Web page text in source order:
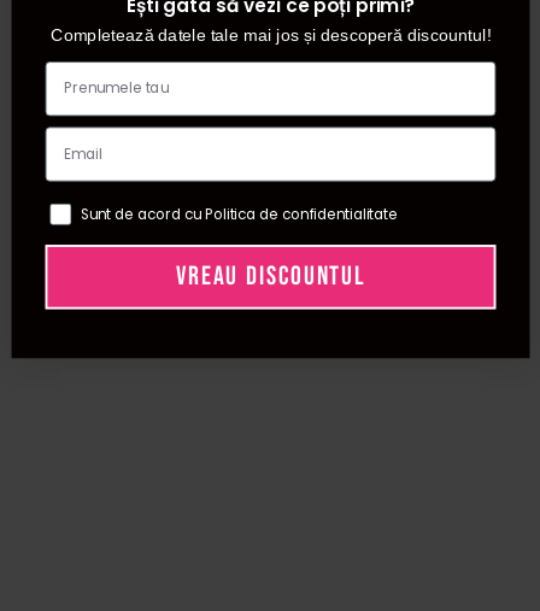
In plus, poti folosi o masina de tuns la tine acasa si pentru
intretinerea barbii ori de cate ori iti vei dori. Indiferent de
look-ul abordat, poti fi sigur ca ai un partener de nadejde
care va avea grija sa arati perfect in fiecare zi, cu un
minim de efort.
Asadar, indiferent daca ai nevoie de un aparat de tuns
profesional pentru acasa sau pentru salon, Procosmetic iti
Completează datele tale mai jos și descoperă discountul!
Sunt de acord cu Politica de confidentialitate
VREAU DISCOUNTUL